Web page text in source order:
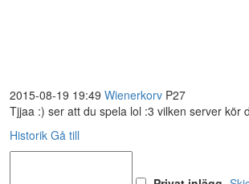
2015-08-19 19:49 Wienerkorv P27
Tjjaa :) ser att du spela lol :3 vilken server kör
Historik Gå till